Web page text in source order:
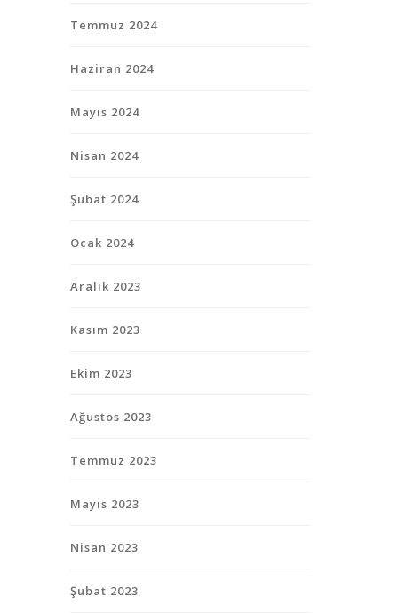
Temmuz 2024
Haziran 2024
Mayıs 2024
Nisan 2024
Şubat 2024
Ocak 2024
Aralık 2023
Kasım 2023
Ekim 2023
Ağustos 2023
Temmuz 2023
Mayıs 2023
Nisan 2023
Şubat 2023